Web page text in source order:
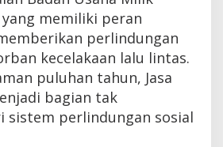
yang memiliki peran
perlindungan
kecelakaan lalu lintas.
puluhan tahun, Jasa
bagian tak
sistem perlindungan sosial